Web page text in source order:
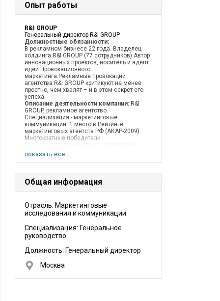
Опыт работы
R&I GROUP
Генеральный директор R&I GROUP
Должностные обязанности:
В рекламном бизнесе 22 года. Владелец
холдинга R&I GROUP (77 сотрудников).Автор
инновационных проектов, носитель и адепт
идей Провокационного
маркетинга.Рекламные провокации
агентства R&I GROUP критикуют не менее
яростно, чем хвалят – и в этом секрет его
успеха.
Описание деятельности компании: R&I
GROUP, рекламное агентство.
Специализация - маркетинговые
коммуникации. 1 место в Рейтинге
маркетинговых агентств РФ (АКАР-2009).
Многократные победители
обладатели 9 высших наград и Гран-при
Премии «GLOBES-2009», призеры
Международного Фестиваля Рекламы
«Golden Hammer-2009», призеры
Московского Международного Фестиваля
Киевского Международного Фестиваля
Рекламы «Золотой пропеллер».
показать все…
Общая информация
Отрасль: Маркетинговые
исследования и коммуникации
Специализация: Генеральное
руководство
Должность: Генеральный директор
Москва